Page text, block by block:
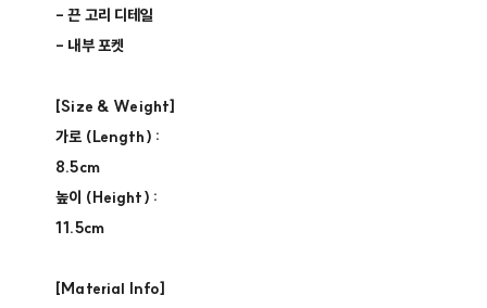
- 끈 고리 디테일
- 내부 포켓
[Size & Weight]
가로 (Length) :
8.5cm
높이 (Height) :
11.5cm
[Material Info]